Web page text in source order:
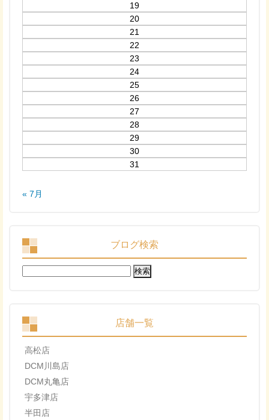
19
20
21
22
23
24
25
26
27
28
29
30
31
« 7月
ブログ検索
検
索:
店舗一覧
高松店
DCM川島店
DCM丸亀店
宇多津店
半田店